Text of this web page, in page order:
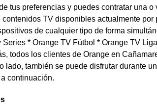
tus preferencias y puedes contratar una
TV disponibles actualmente
de cualquier tipo de forma
* Orange TV Fútbol * Orange TV
todos los clientes de Orange en
lado, también se puede disfrutar durante
continuación.